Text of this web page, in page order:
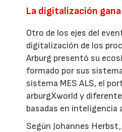
La digitalización
Otro de los ejes del
digitalización de los
Arburg presentó su
formado por sus
sistema MES ALS, el
arburgXworld y
basadas en inteligencia
Según Johannes